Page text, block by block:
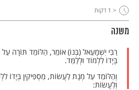
< 1 דקות
משנה
רַבִּי יִשְׁמָעֵאל (בְּנוֹ) אוֹמֵר, הַלּוֹמֵד תּוֹרָה
בְּיָדוֹ לִלְמוֹד וּלְלַמֵּד.
וְהַלּוֹמֵד עַל מְנָת לַעֲשׂוֹת, מַסְפִּיקִין בְּיָדוֹ
וְלַעֲשׂוֹת: